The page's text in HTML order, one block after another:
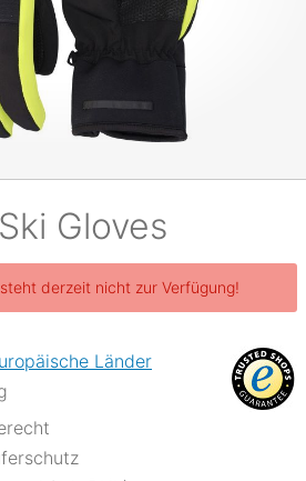
Gloves
derzeit nicht zur Verfügung!
Länder